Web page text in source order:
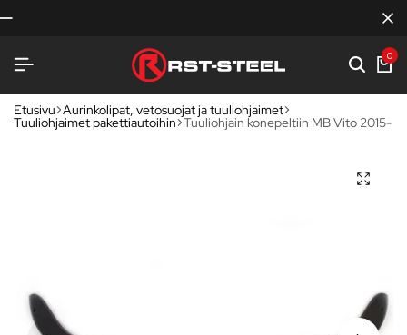
0
Etusivu Aurinkolipat, vetosuojat ja tuuliohjaimet
Tuuliohjaimet pakettiautoihin Tuuliohjain konepeltiin MB Vito 2015-